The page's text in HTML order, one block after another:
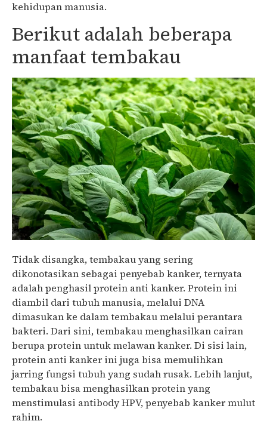
kehidupan manusia.
Berikut adalah beberapa
manfaat tembakau
Tidak disangka, tembakau yang sering
dikonotasikan sebagai penyebab kanker, ternyata
adalah penghasil protein anti kanker. Protein ini
diambil dari tubuh manusia, melalui DNA
dimasukan ke dalam tembakau melalui perantara
bakteri. Dari sini, tembakau menghasilkan cairan
berupa protein untuk melawan kanker. Di sisi lain,
protein anti kanker ini juga bisa memulihkan
jarring fungsi tubuh yang sudah rusak. Lebih lanjut,
tembakau bisa menghasilkan protein yang
menstimulasi antibody HPV, penyebab kanker mulut
rahim.